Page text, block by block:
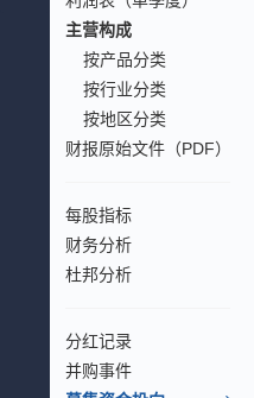
主营构成
按产品分类
按行业分类
按地区分类
财报原始文件（PDF）
每股指标
财务分析
杜邦分析
分红记录
并购事件